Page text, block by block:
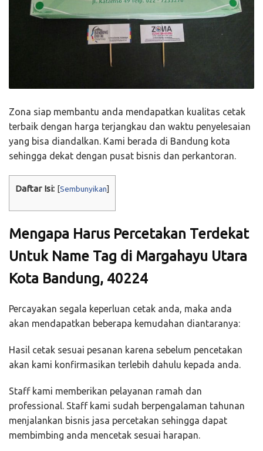
Zona siap membantu anda mendapatkan kualitas cetak
terbaik dengan harga terjangkau dan waktu penyelesaian
yang bisa diandalkan. Kami berada di Bandung kota
sehingga dekat dengan pusat bisnis dan perkantoran.
Daftar Isi: [Sembunyikan]
Mengapa Harus Percetakan Terdekat
Untuk Name Tag di Margahayu Utara
Kota Bandung, 40224
Percayakan segala keperluan cetak anda, maka anda
akan mendapatkan beberapa kemudahan diantaranya:
Hasil cetak sesuai pesanan karena sebelum pencetakan
akan kami konfirmasikan terlebih dahulu kepada anda.
Staff kami memberikan pelayanan ramah dan
professional. Staff kami sudah berpengalaman tahunan
menjalankan bisnis jasa percetakan sehingga dapat
membimbing anda mencetak sesuai harapan.